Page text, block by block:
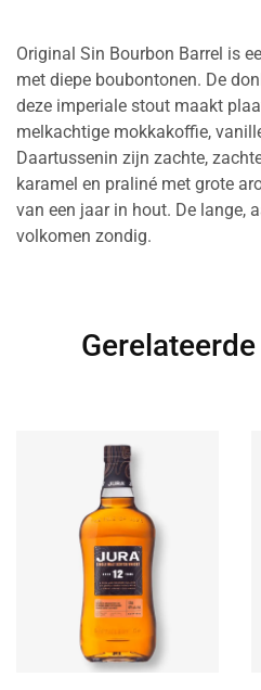
Original Sin Bourbon Barrel is
met diepe boubontonen. De
deze imperiale stout maakt
melkachtige mokkakoffie,
Daartussenin zijn zachte,
karamel en praliné met grote
van een jaar in hout. De lange,
volkomen zondig.